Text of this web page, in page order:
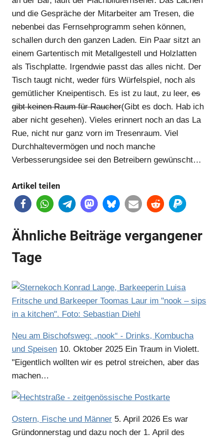
und die Gespräche der Mitarbeiter am Tresen, die
nebenbei das Fernsehprogramm sehen können,
schallen durch den ganzen Laden. Ein Paar sitzt an
einem Gartentisch mit Metallgestell und Holzlatten
als Tischplatte. Irgendwie passt das alles nicht. Der
Tisch taugt nicht, weder fürs Würfelspiel, noch als
gemütlicher Kneipentisch. Es ist zu laut, zu leer, es
gibt keinen Raum für Raucher(Gibt es doch. Hab ich
aber nicht gesehen). Vieles erinnert noch an das La
Rue, nicht nur ganz vorn im Tresenraum. Viel
Durchhaltevermögen und noch manche
Verbesserungsidee sei den Betreibern gewünscht…
Artikel teilen
Ähnliche Beiträge vergangener
Tage
Neu am Bischofsweg: „nook“ - Drinks, Kombucha
und Speisen 10. Oktober 2025 Ein Traum in Violett.
"Eigentlich wollten wir es petrol streichen, aber das
machen…
Ostern, Fische und Männer 5. April 2026 Es war
Gründonnerstag und dazu noch der 1. April des